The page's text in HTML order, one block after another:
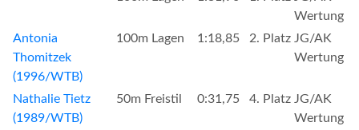
Wertung
Antonia
Thomitzek
(1996/WTB)
100m Lagen 1:18,85 2. Platz JG/AK
Wertung
Nathalie Tietz
(1989/WTB)
50m Freistil 0:31,75 4. Platz JG/AK
Wertung